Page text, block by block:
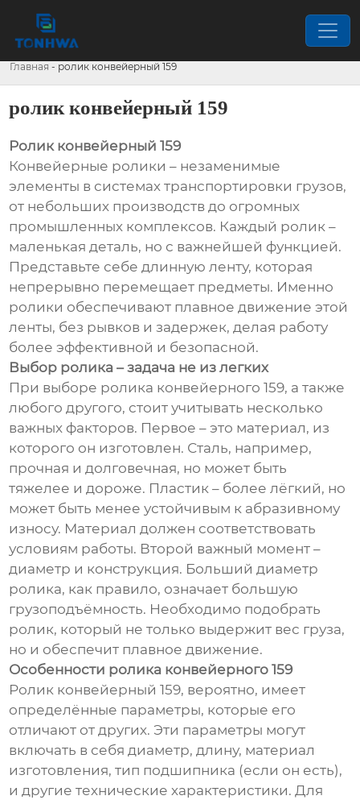
Главная - ролик конвейерный 159
ролик конвейерный 159
Ролик конвейерный 159
Конвейерные ролики – незаменимые
элементы в системах транспортировки грузов,
от небольших производств до огромных
промышленных комплексов. Каждый ролик –
маленькая деталь, но с важнейшей функцией.
Представьте себе длинную ленту, которая
непрерывно перемещает предметы. Именно
ролики обеспечивают плавное движение этой
ленты, без рывков и задержек, делая работу
более эффективной и безопасной.
Выбор ролика – задача не из легких
При выборе ролика конвейерного 159, а также
любого другого, стоит учитывать несколько
важных факторов. Первое – это материал, из
которого он изготовлен. Сталь, например,
прочная и долговечная, но может быть
тяжелее и дороже. Пластик – более лёгкий, но
может быть менее устойчивым к абразивному
износу. Материал должен соответствовать
условиям работы. Второй важный момент –
диаметр и конструкция. Больший диаметр
ролика, как правило, означает большую
грузоподъёмность. Необходимо подобрать
ролик, который не только выдержит вес груза,
но и обеспечит плавное движение.
Особенности ролика конвейерного 159
Ролик конвейерный 159, вероятно, имеет
определённые параметры, которые его
отличают от других. Эти параметры могут
включать в себя диаметр, длину, материал
изготовления, тип подшипника (если он есть),
и другие технические характеристики. Для